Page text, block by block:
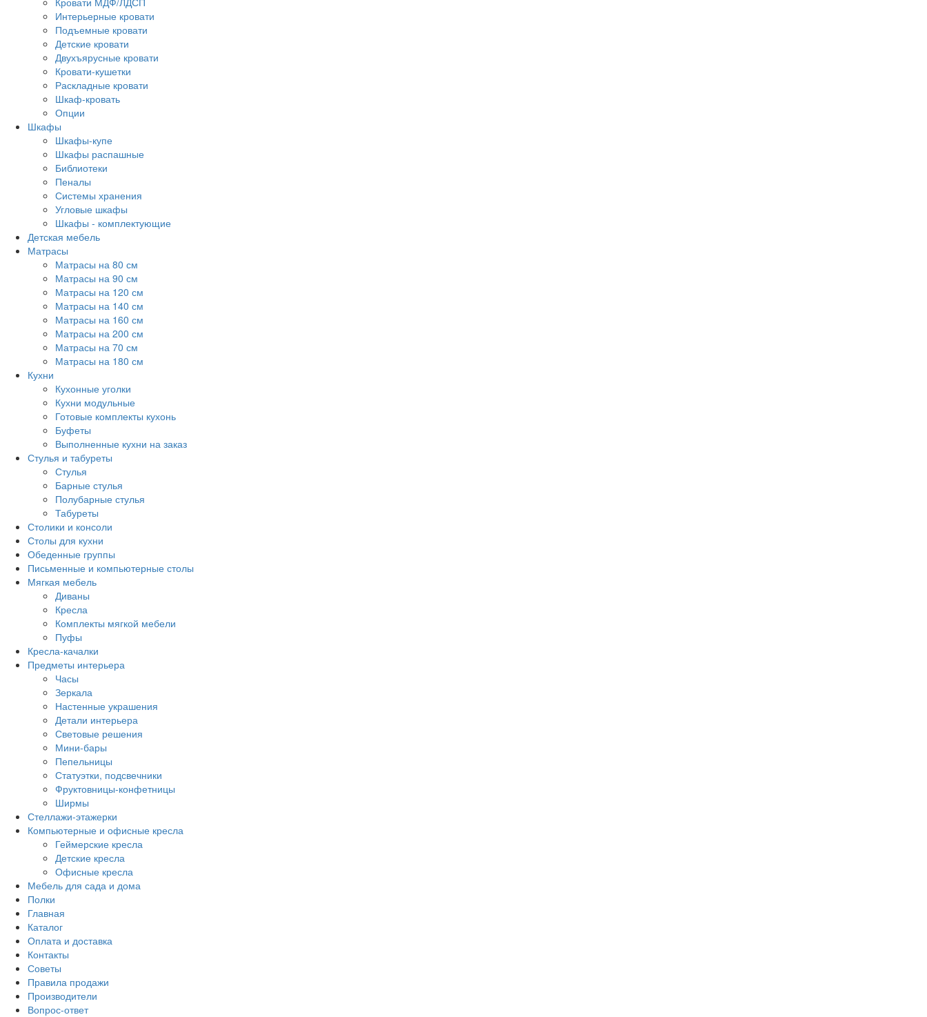
Интерьерные кровати
Подъемные кровати
Детские кровати
Двухъярусные кровати
Кровати-кушетки
Раскладные кровати
Шкаф-кровать
Опции
Шкафы
Шкафы-купе
Шкафы распашные
Библиотеки
Пеналы
Системы хранения
Угловые шкафы
Шкафы - комплектующие
Детская мебель
Матрасы
Матрасы на 80 см
Матрасы на 90 см
Матрасы на 120 см
Матрасы на 140 см
Матрасы на 160 см
Матрасы на 200 см
Матрасы на 70 см
Матрасы на 180 см
Кухни
Кухонные уголки
Кухни модульные
Готовые комплекты кухонь
Буфеты
Выполненные кухни на заказ
Стулья и табуреты
Стулья
Барные стулья
Полубарные стулья
Табуреты
Столики и консоли
Столы для кухни
Обеденные группы
Письменные и компьютерные столы
Мягкая мебель
Диваны
Кресла
Комплекты мягкой мебели
Пуфы
Кресла-качалки
Предметы интерьера
Часы
Зеркала
Настенные украшения
Детали интерьера
Световые решения
Мини-бары
Пепельницы
Статуэтки, подсвечники
Фруктовницы-конфетницы
Ширмы
Стеллажи-этажерки
Компьютерные и офисные кресла
Геймерские кресла
Детские кресла
Офисные кресла
Мебель для сада и дома
Полки
Главная
Каталог
Оплата и доставка
Контакты
Советы
Правила продажи
Производители
Вопрос-ответ